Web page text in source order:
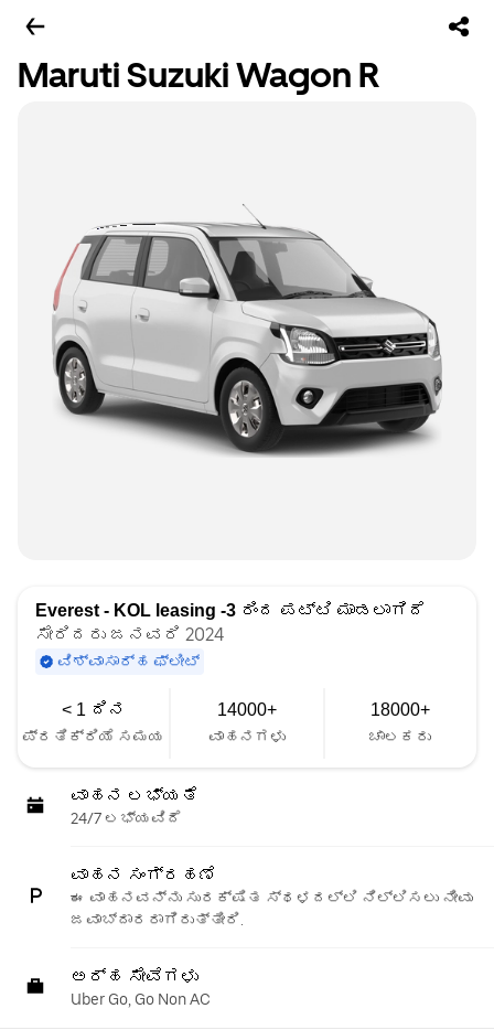
Maruti Suzuki Wagon R
Everest - KOL leasing -3 ರಿಂದ ಪಟ್ಟಿ ಮಾಡಲಾಗಿದೆ
ಸೇರಿದರು ಜನವರಿ 2024
ವಿಶ್ವಾಸಾರ್ಹ ಫ್ಲೀಟ್
< 1 ದಿನ
ಪ್ರತಿಕ್ರಿಯೆ ಸಮಯ
14000+
ವಾಹನಗಳು
18000+
ಚಾಲಕರು
ವಾಹನ ಲಭ್ಯತೆ
24/7 ಲಭ್ಯವಿದೆ
ವಾಹನ ಸಂಗ್ರಹಣೆ
ಈ ವಾಹನವನ್ನು ಸುರಕ್ಷಿತ ಸ್ಥಳದಲ್ಲಿ ನಿಲ್ಲಿಸಲು ನೀವು
ಜವಾಬ್ದಾರರಾಗಿರುತ್ತೀರಿ.
ಅರ್ಹ ಸೇವೆಗಳು
Uber Go, Go Non AC